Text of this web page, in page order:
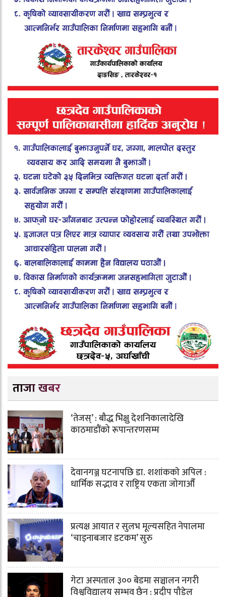
ताजा खबर
‘तेजस्’ : बौद्ध भिक्षु देशनिकालादेखि
काठमाडौंको रूपान्तरणसम्म
देवानगञ्ज घटनापछि डा. शशांककाे अपिल :
धार्मिक सद्भाव र राष्ट्रिय एकता जोगाऔँ
प्रत्यक्ष आयात र सुलभ मूल्यसहित नेपालमा
‘चाइनाबजार डटकम’ सुरु
गेटा अस्पताल ३०० बेडमा सञ्चालन नगरी
विश्वविद्यालय सम्भव छैन : प्रदीप पौडेल